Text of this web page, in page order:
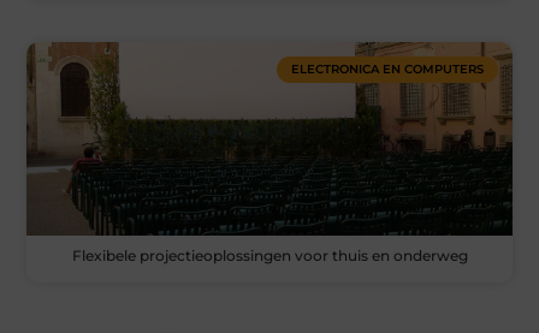
ELECTRONICA EN COMPUTERS
Flexibele projectieoplossingen voor thuis en onderweg